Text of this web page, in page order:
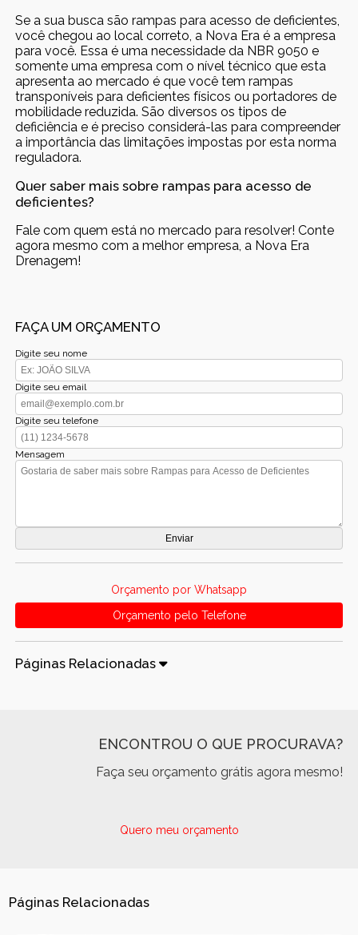
Se a sua busca são rampas para acesso de deficientes,
você chegou ao local correto, a Nova Era é a empresa
para você. Essa é uma necessidade da NBR 9050 e
somente uma empresa com o nível técnico que esta
apresenta ao mercado é que você tem rampas
transponíveis para deficientes físicos ou portadores de
mobilidade reduzida. São diversos os tipos de
deficiência e é preciso considerá-las para compreender
a importância das limitações impostas por esta norma
reguladora.
Quer saber mais sobre rampas para acesso de
deficientes?
Fale com quem está no mercado para resolver! Conte
agora mesmo com a melhor empresa, a Nova Era
Drenagem!
FAÇA UM ORÇAMENTO
Digite seu nome
Digite seu email
Digite seu telefone
Mensagem
Orçamento por Whatsapp
Orçamento pelo Telefone
Páginas Relacionadas
ENCONTROU O QUE PROCURAVA?
Faça seu orçamento grátis agora mesmo!
Quero meu orçamento
Páginas Relacionadas